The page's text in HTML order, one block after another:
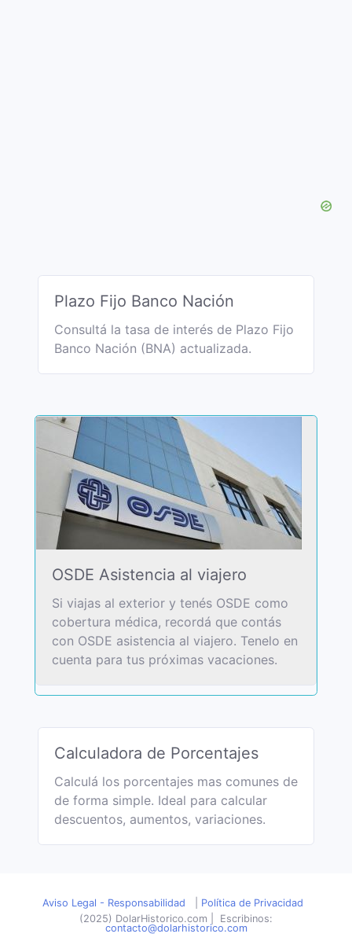
Plazo Fijo Banco Nación
Consultá la tasa de interés de Plazo Fijo
Banco Nación (BNA) actualizada.
OSDE Asistencia al viajero
Si viajas al exterior y tenés OSDE como
cobertura médica, recordá que contás
con OSDE asistencia al viajero. Tenelo en
cuenta para tus próximas vacaciones.
Calculadora de Porcentajes
Calculá los porcentajes mas comunes de
de forma simple. Ideal para calcular
descuentos, aumentos, variaciones.
Aviso Legal - Responsabilidad
Política de Privacidad
(2025) DolarHistorico.com
Escribinos:
contacto@dolarhistorico.com